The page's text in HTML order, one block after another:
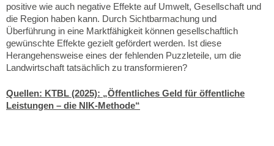
positive wie auch negative Effekte auf Umwelt, Gesellschaft und
die Region haben kann. Durch Sichtbarmachung und
Überführung in eine Marktfähigkeit können gesellschaftlich
gewünschte Effekte gezielt gefördert werden. Ist diese
Herangehensweise eines der fehlenden Puzzleteile, um die
Landwirtschaft tatsächlich zu transformieren?
Quellen: KTBL (2025): „Öffentliches Geld für öffentliche
Leistungen – die NIK-Methode“